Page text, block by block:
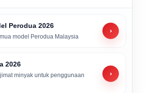
Perodua 2026
model Perodua Malaysia
›
2026
minyak untuk penggunaan
›